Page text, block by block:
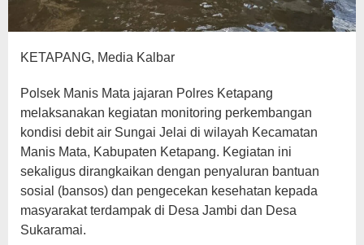
KETAPANG, Media Kalbar
Polsek Manis Mata jajaran Polres Ketapang
melaksanakan kegiatan monitoring perkembangan
kondisi debit air Sungai Jelai di wilayah Kecamatan
Manis Mata, Kabupaten Ketapang. Kegiatan ini
sekaligus dirangkaikan dengan penyaluran bantuan
sosial (bansos) dan pengecekan kesehatan kepada
masyarakat terdampak di Desa Jambi dan Desa
Sukaramai.